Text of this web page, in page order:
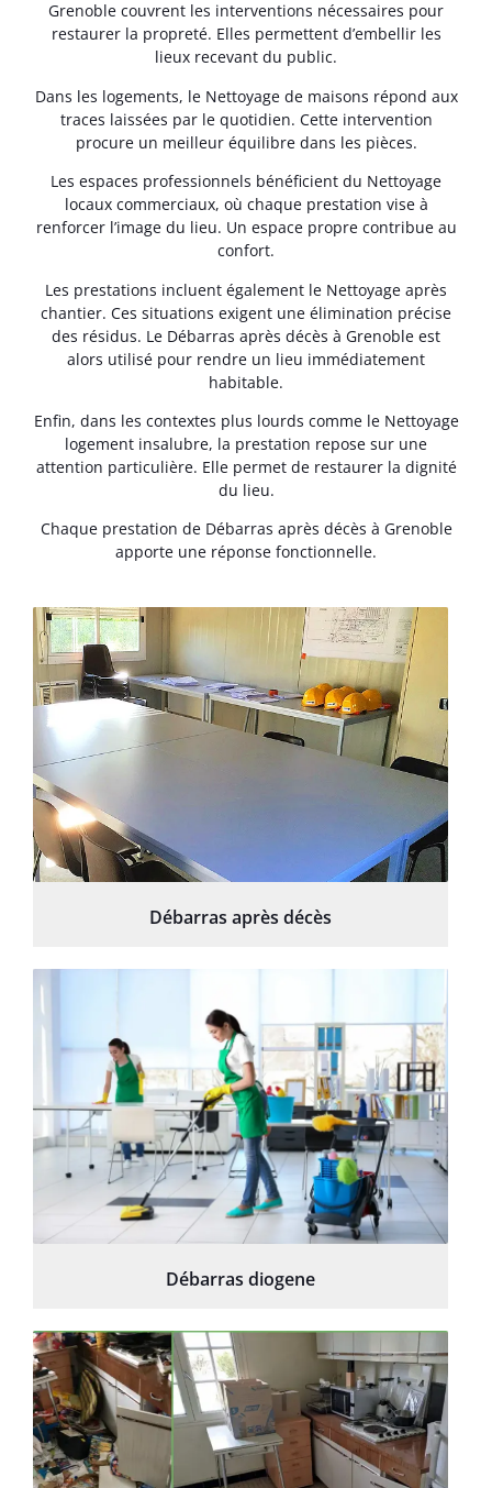
Grenoble couvrent les interventions nécessaires pour
restaurer la propreté. Elles permettent d’embellir les
lieux recevant du public.
Dans les logements, le Nettoyage de maisons répond aux
traces laissées par le quotidien. Cette intervention
procure un meilleur équilibre dans les pièces.
Les espaces professionnels bénéficient du Nettoyage
locaux commerciaux, où chaque prestation vise à
renforcer l’image du lieu. Un espace propre contribue au
confort.
Les prestations incluent également le Nettoyage après
chantier. Ces situations exigent une élimination précise
des résidus. Le Débarras après décès à Grenoble est
alors utilisé pour rendre un lieu immédiatement
habitable.
Enfin, dans les contextes plus lourds comme le Nettoyage
logement insalubre, la prestation repose sur une
attention particulière. Elle permet de restaurer la dignité
du lieu.
Chaque prestation de Débarras après décès à Grenoble
apporte une réponse fonctionnelle.
Débarras après décès
Débarras diogene